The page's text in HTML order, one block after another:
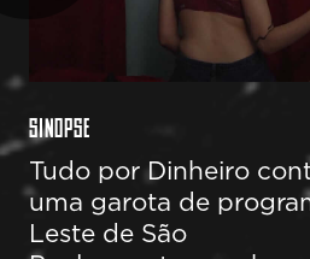
SINOPSE
Tudo por Dinheiro
uma garota de
Leste de São